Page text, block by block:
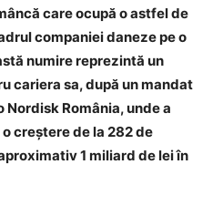
care ocupă o astfel de
companiei daneze pe o
numire reprezintă un
cariera sa, după un mandat
România, unde a
creştere de la 282 de
1 miliard de lei în